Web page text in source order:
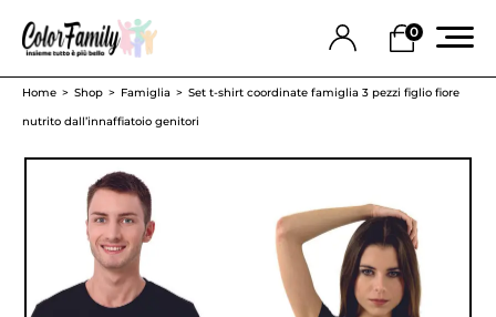
0
Home Shop Famiglia
Set t-shirt coordinate famiglia 3 pezzi figlio fiore
nutrito dall’innaffiatoio genitori